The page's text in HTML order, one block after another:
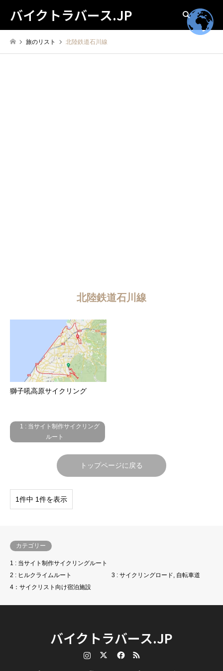
バイクトラバース.JP 検索
旅のリスト 北陸鉄道石川線
北陸鉄道石川線
獅子吼高原サイクリング
1 : 当サイト制作サイクリング
ルート
トップページに戻る
1件中 1件を表示
カテゴリー
1 : 当サイト制作サイクリングルート
2 : ヒルクライムルート
3 : サイクリングロード, 自転車道
4：サイクリスト向け宿泊施設
バイクトラバース.JP
RSS